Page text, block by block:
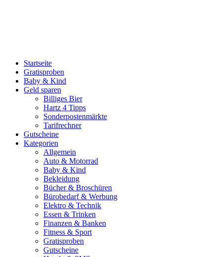
Startseite
Gratisproben
Baby & Kind
Geld sparen
Billiges Bier
Hartz 4 Tipps
Sonderpostenmärkte
Tarifrechner
Gutscheine
Kategorien
Allgemein
Auto & Motorrad
Baby & Kind
Bekleidung
Bücher & Broschüren
Bürobedarf & Werbung
Elektro & Technik
Essen & Trinken
Finanzen & Banken
Fitness & Sport
Gratisproben
Gutscheine